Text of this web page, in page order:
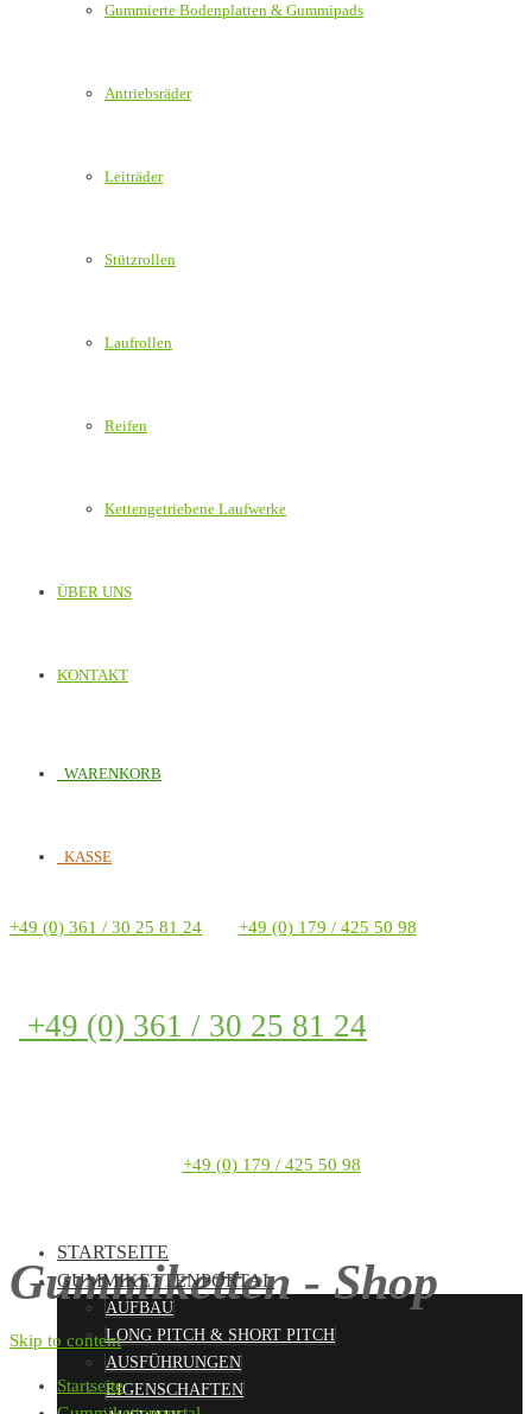
Gummierte Bodenplatten & Gummipads
Antriebsräder
Leiträder
Stützrollen
Laufrollen
Reifen
Kettengetriebene Laufwerke
ÜBER UNS
KONTAKT
WARENKORB
KASSE
+49 (0) 361 / 30 25 81 24 +49 (0) 179 / 425 50 98
+49 (0) 361 / 30 25 81 24
+49 (0) 179 / 425 50 98
Gummiketten - Shop
STARTSEITE
GUMMIKETTENPORTAL
AUFBAU
LONG PITCH & SHORT PITCH
AUSFÜHRUNGEN
EIGENSCHAFTEN
Skip to content
Startseite